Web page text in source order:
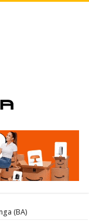
(BA)